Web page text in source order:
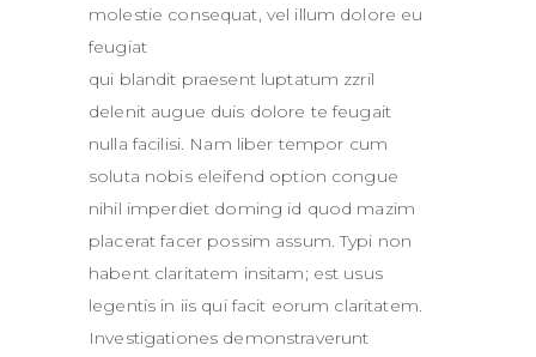
molestie consequat, vel illum dolore eu
feugiat
qui blandit praesent luptatum zzril
delenit augue duis dolore te feugait
nulla facilisi. Nam liber tempor cum
soluta nobis eleifend option congue
nihil imperdiet doming id quod mazim
placerat facer possim assum. Typi non
habent claritatem insitam; est usus
legentis in iis qui facit eorum claritatem.
Investigationes demonstraverunt